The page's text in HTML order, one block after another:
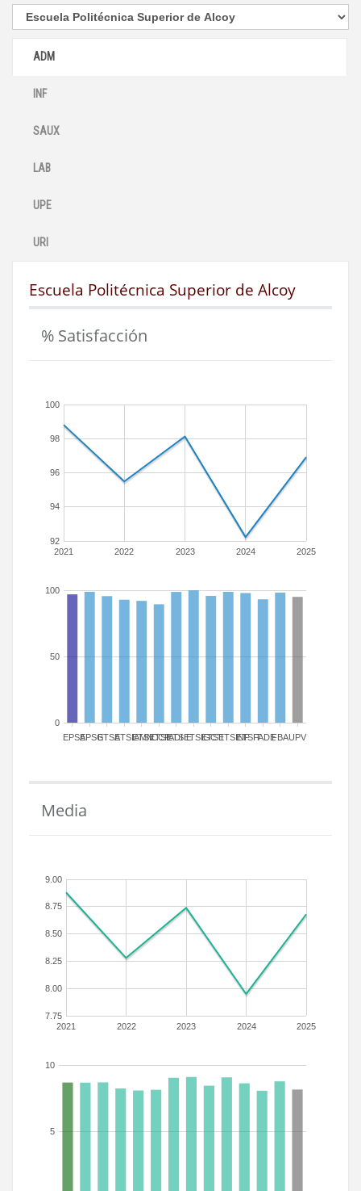
ADM
INF
SAUX
LAB
UPE
URI
Escuela Politécnica Superior de Alcoy
% Satisfacción
2021 2022 2023 2024 2025
92
94
96
98
100
EPSAEPSGETSAETSIAMN
ETSICCP
ETSIADI
ETSIEETSIGCT
ETSIIETSINFETSITFADEFBAUPV
0
50
100
Media
2021 2022 2023 2024 2025
7.75
8.00
8.25
8.50
8.75
9.00
5
10